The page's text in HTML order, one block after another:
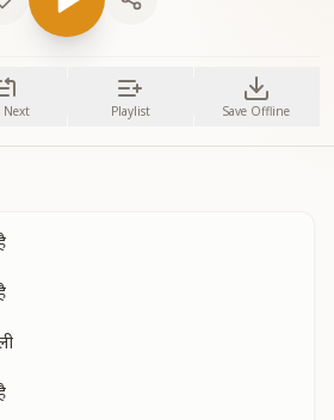
Next Playlist Save Offline